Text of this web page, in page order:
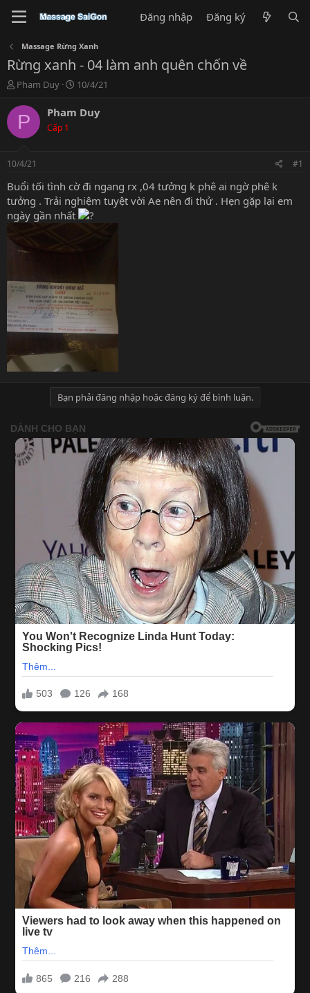
Đăng nhập Đăng ký
Massage Rừng Xanh
Rừng xanh - 04 làm anh quên chốn về
T
r
a
s
t
a
r
t
e
Pham Duy
N
à
10/4/21
P Pham Duy
Cấp 1
10/4/21 #1
Buổi tối tình cờ đi ngang rx ,04 tưởng k phê ai ngờ phê k
tưởng . Trải nghiệm tuyệt vời Ae nên đi thử . Hẹn gặp lại em
ngày gần nhất
Bạn phải đăng nhập hoặc đăng ký để bình luận.